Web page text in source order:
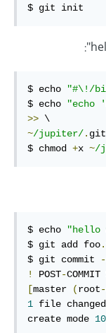
$ git init
$ echo "#\!/
$ echo
"echo
>>
~/jupiter/. git
$ chmod +x ~/
$ echo "hello
$ git add foo.
$ git commit
-
!
POST-
[master (root-
1 file changed
create mode